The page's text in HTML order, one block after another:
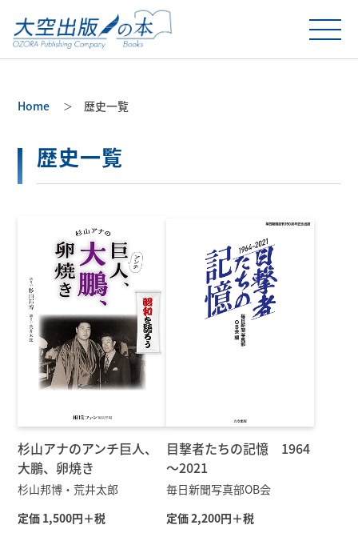
Home 歴史一覧
歴史一覧
杉山アナのアンチ巨人、
大鵬、卵焼き
杉山邦博・荒井太郎
定価 1,500円＋税
目撃者たちの記憶 1964
～2021
毎日新聞写真部OB会
定価 2,200円＋税